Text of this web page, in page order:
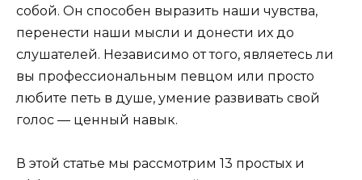
собой. Он способен выразить наши чувства,
перенести наши мысли и донести их до
слушателей. Независимо от того, являетесь ли
вы профессиональным певцом или просто
любите петь в душе, умение развивать свой
голос — ценный навык.
В этой статье мы рассмотрим 13 простых и